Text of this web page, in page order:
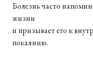
Болезнь часто
жизни
и призывает его к
покаянию.